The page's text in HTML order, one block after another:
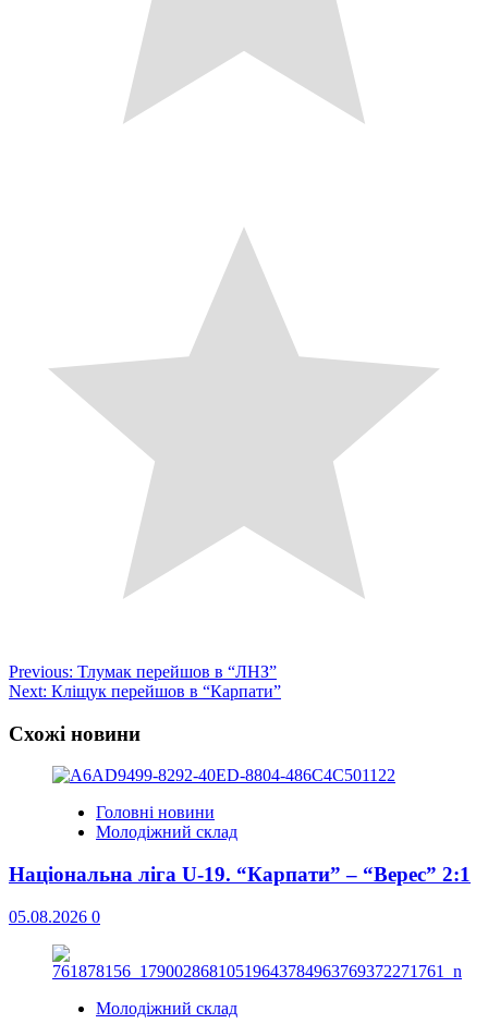
Post
navigation
Previous: Тлумак перейшов в “ЛНЗ”
Next: Кліщук перейшов в “Карпати”
Схожі новини
Головні новини
Молодіжний склад
Національна ліга U-19. “Карпати” – “Верес” 2:1
05.08.2026 0
Молодіжний склад